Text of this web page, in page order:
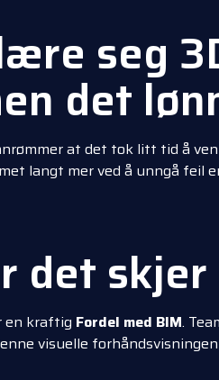
seg
det
at det tok litt tid å
langt mer ved å unngå feil
det skjer
en kraftig Fordel med BIM.
visuelle